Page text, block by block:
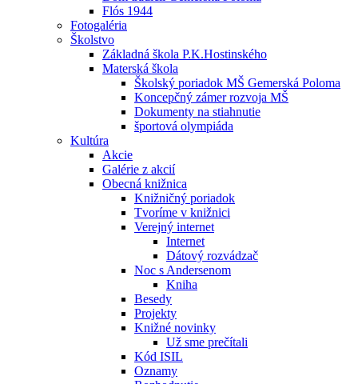
Flós 1944
Fotogaléria
Školstvo
Základná škola P.K.Hostinského
Materská škola
Školský poriadok MŠ Gemerská Poloma
Koncepčný zámer rozvoja MŠ
Dokumenty na stiahnutie
športová olympiáda
Kultúra
Akcie
Galérie z akcií
Obecná knižnica
Knižničný poriadok
Tvoríme v knižnici
Verejný internet
Internet
Dátový rozvádzač
Noc s Andersenom
Kniha
Besedy
Projekty
Knižné novinky
Už sme prečítali
Kód ISIL
Oznamy